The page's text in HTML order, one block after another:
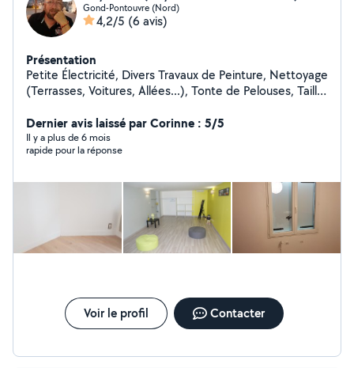
Gond-Pontouvre (Nord)
4,2/5 (6 avis)
Présentation
Petite Électricité, Divers Travaux de Peinture, Nettoyage
(Terrasses, Voitures, Allées...), Tonte de Pelouses, Taille
Livraison de Courses, Assistance Informatique, etc...
Dernier avis laissé par Corinne : 5/5
Il y a plus de 6 mois
rapide pour la réponse
Voir le profil Contacter